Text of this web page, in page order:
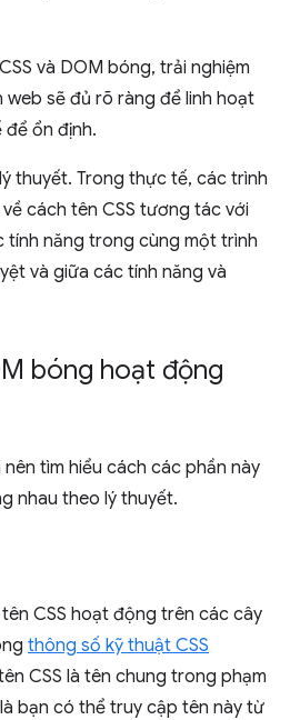
và DOM bóng, trải nghiệm
sẽ đủ rõ ràng để linh hoạt
ổn định.
thuyết. Trong thực tế, các trình
cách tên CSS tương tác với
tính năng trong cùng một trình
và giữa các tính năng và
bóng hoạt động
tìm hiểu cách các phần này
nhau theo lý thuyết.
CSS hoạt động trên các cây
thông số kỹ thuật CSS
CSS là tên chung trong phạm
bạn có thể truy cập tên này từ